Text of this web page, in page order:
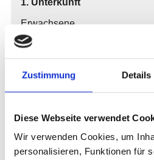
Zustimmung Details
Diese Webseite verwendet
Wir verwenden Cookies, um
personalisieren, Funktionen für